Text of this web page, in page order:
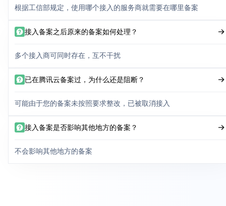
根据工信部规定，使用哪个接入的服务商就需要在哪里备案
接入备案之后原来的备案如何处理？
多个接入商可同时存在，互不干扰
已在腾讯云备案过，为什么还是阻断？
可能由于您的备案未按照要求整改，已被取消接入
接入备案是否影响其他地方的备案？
不会影响其他地方的备案